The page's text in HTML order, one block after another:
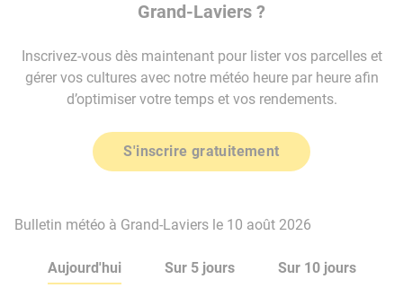
Grand-Laviers ?
Inscrivez-vous dès maintenant pour lister vos parcelles et
gérer vos cultures avec notre météo heure par heure afin
d’optimiser votre temps et vos rendements.
S'inscrire gratuitement
Bulletin météo à Grand-Laviers le 10 août 2026
Aujourd'hui Sur 5 jours Sur 10 jours